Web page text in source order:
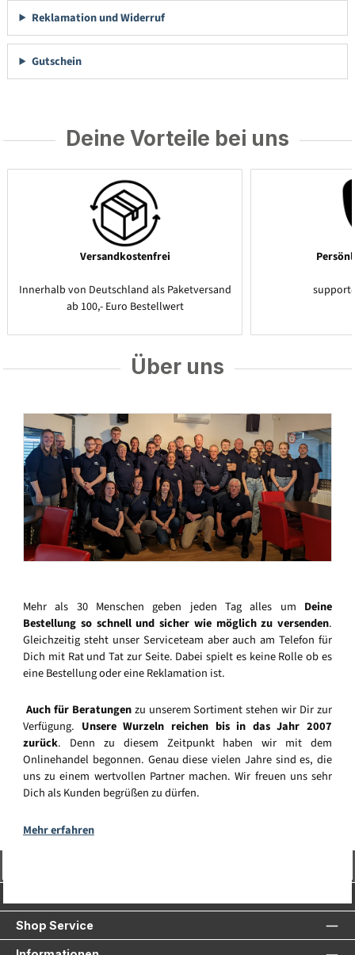
Reklamation und Widerruf
Gutschein
Deine Vorteile bei uns
Versandkostenfrei
Innerhalb von Deutschland als Paketversand
ab 100,- Euro Bestellwert
Über uns
Mehr als 30 Menschen geben jeden Tag alles um Deine
Bestellung so schnell und sicher wie möglich zu versenden.
Gleichzeitig steht unser Serviceteam aber auch am Telefon für
Dich mit Rat und Tat zur Seite. Dabei spielt es keine Rolle ob es
eine Bestellung oder eine Reklamation ist.
Auch für Beratungenzu unserem Sortiment stehen wir Dir zur
Verfügung. Unsere Wurzeln reichen bis in das Jahr 2007
zurück. Denn zu diesem Zeitpunkt haben wir mit dem
Onlinehandel begonnen. Genau diese vielen Jahre sind es, die
uns zu einem wertvollen Partner machen. Wir freuen uns sehr
Dich als Kunden begrüßen zu dürfen.
Mehr erfahren
Shop Service